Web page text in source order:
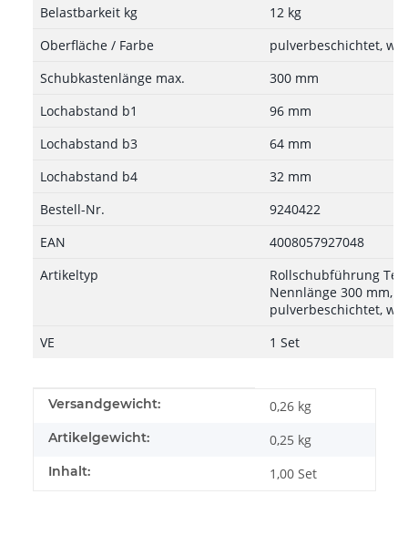
Belastbarkeit kg
12 kg
Oberfläche / Farbe
pulverbeschichtet,
Schubkastenlänge max.
300 mm
Lochabstand b1
96 mm
Lochabstand b3
64 mm
Lochabstand b4
32 mm
Bestell-Nr.
9240422
EAN
4008057927048
Artikeltyp
Rollschubführung
Nennlänge 300 mm,
pulverbeschichtet,
VE
1 Set
Produkteigenschaft
Wert
Versandgewicht: 0,26 kg
Artikelgewicht: 0,25 kg
Inhalt: 1,00 Set